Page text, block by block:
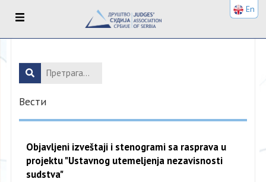
Вести
Objavljeni izveštaji i stenogrami sa rasprava u
projektu "Ustavnog utemeljenja nezavisnosti
sudstva"
En